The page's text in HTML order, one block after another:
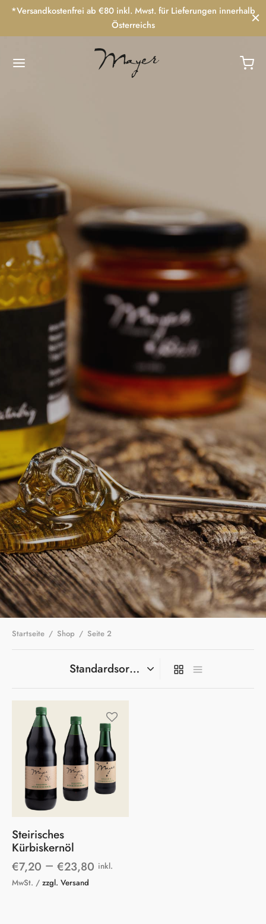
*Versandkostenfrei ab €80 inkl. Mwst. für Lieferungen innerhalb
Österreichs
Startseite / Shop / Seite 2
Dieses
Produkt
weist
mehrere
Varianten
Steirisches
Kürbiskernöl
€7,20 – €23,80 inkl.
MwSt. / zzgl. Versand